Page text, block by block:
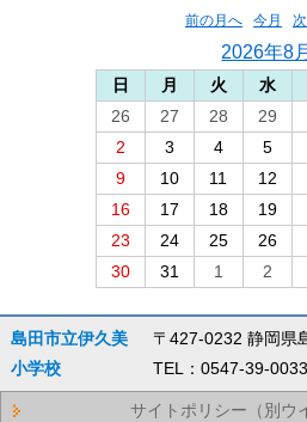
前の月へ 今月
2026年8
日 月 火 水
26
27 28 29
2
3 4 5
9
10 11 12
16
17 18 19
23
24 25 26
30
31 1 2
島田市立伊久美
小学校
〒427-0232 静岡県
TEL：0547-39-0033
サイトポリシー（別ウ